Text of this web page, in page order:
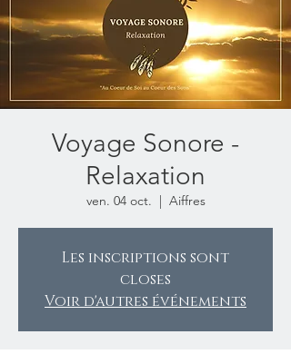
Voyage Sonore -
Relaxation
ven. 04 oct.
  |
Aiffres
Les inscriptions sont
closes
Voir d'autres événements